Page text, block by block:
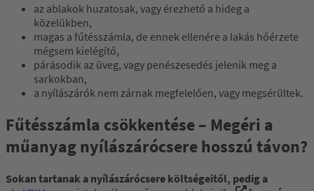
az ablakok huzatosak, vagy érezhető a hideg a
közelükben,
magas a fűtésszámla, de ennek ellenére a lakás hőérzete
mégsem kielégítő,
párásodik az üveg, vagy penészesedés jelenik meg a
sarkokban,
a nyílászárók nem zárnak megfelelően, vagy megsérültek.
Fűtésszámla csökkentése – Megéri a
műanyag nyílászárócsere hosszú távon?
Sokan tartanak a nyílászárócsere költségeitől, pedig a